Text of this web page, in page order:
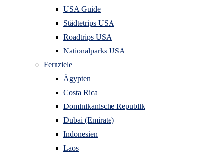
USA Guide
Städtetrips USA
Roadtrips USA
Nationalparks USA
Fernziele
Ägypten
Costa Rica
Dominikanische Republik
Dubai (Emirate)
Indonesien
Laos